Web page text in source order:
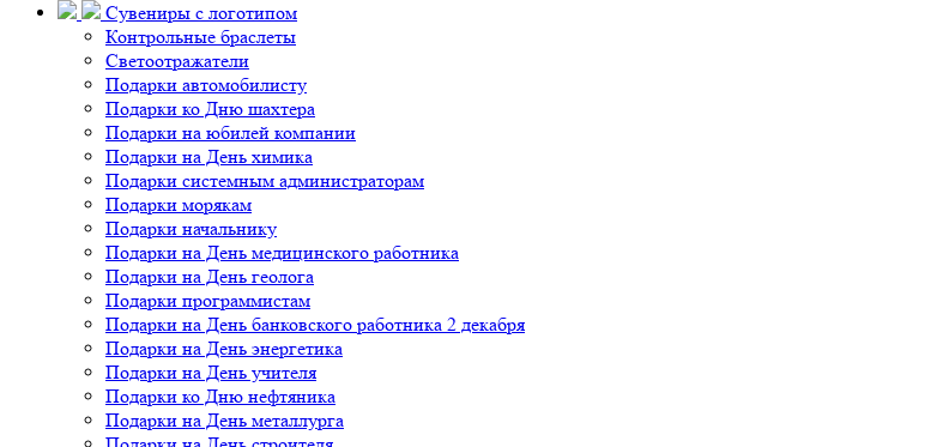
Сувениры с логотипом
Контрольные браслеты
Светоотражатели
Подарки автомобилисту
Подарки ко Дню шахтера
Подарки на юбилей компании
Подарки на День химика
Подарки системным администраторам
Подарки морякам
Подарки начальнику
Подарки на День медицинского работника
Подарки на День геолога
Подарки программистам
Подарки на День банковского работника 2 декабря
Подарки на День энергетика
Подарки на День учителя
Подарки ко Дню нефтяника
Подарки на День металлурга